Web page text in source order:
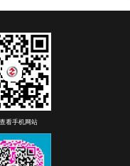
看手机网站